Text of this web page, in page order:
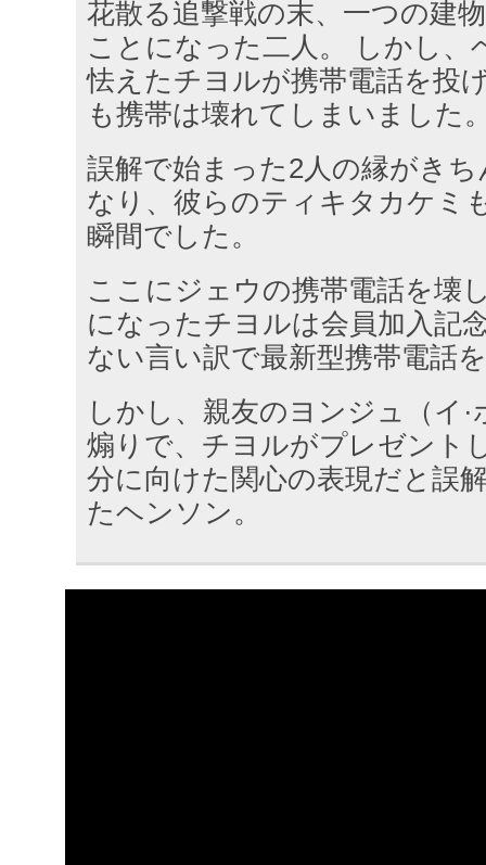
花散る追撃戦の末、一つの建
ことになった二人。 しかし、
怯えたチヨルが携帯電話を投
も携帯は壊れてしまいました
誤解で始まった2人の縁がき
なり、彼らのティキタカケミ
瞬間でした。
ここにジェウの携帯電話を壊
になったチヨルは会員加入記
ない言い訳で最新型携帯電話
しかし、親友のヨンジュ（イ
煽りで、チヨルがプレゼント
分に向けた関心の表現だと誤
たヘンソン。